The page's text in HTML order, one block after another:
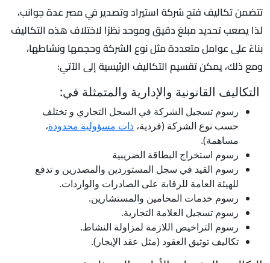
تتضمن تكاليف فتح شركة استيراد وتصدير في مصر عدة جوانب،
لذا يصعب تحديد مبلغ دقيق وموحد نظرًا لاختلاف هذه التكاليف
بناءً على عوامل متعددة مثل نوع الشركة وحجمها ونشاطها،
ومع ذلك، يمكن تقسيم التكاليف الرئيسية إلى الآتي:
التكاليف القانونية والإدارية والمتمثلة في:
رسوم تسجيل الشركة في السجل التجاري و تختلف
حسب نوع الشركة (فردية، ذات مسؤولية محدودة،
مساهمة).
رسوم استخراج البطاقة الضريبية
رسوم القيد في سجل المستوردين والمصدرين و تدفع
للهيئة العامة للرقابة على الصادرات والواردات.
رسوم خدمات المحامين والمستشارين.
رسوم تسجيل العلامة التجارية.
رسوم التراخيص اللازمة لمزاولة النشاط.
تكاليف توثيق العقود (مثل عقد الإيجار).